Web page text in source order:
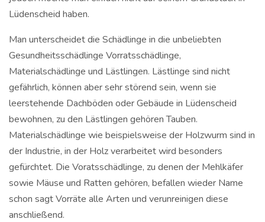
Lüdenscheid haben.
Man unterscheidet die Schädlinge in die unbeliebten
Gesundheitsschädlinge Vorratsschädlinge,
Materialschädlinge und Lästlingen. Lästlinge sind nicht
gefährlich, können aber sehr störend sein, wenn sie
leerstehende Dachböden oder Gebäude in Lüdenscheid
bewohnen, zu den Lästlingen gehören Tauben.
Materialschädlinge wie beispielsweise der Holzwurm sind in
der Industrie, in der Holz verarbeitet wird besonders
gefürchtet. Die Voratsschädlinge, zu denen der Mehlkäfer
sowie Mäuse und Ratten gehören, befallen wieder Name
schon sagt Vorräte alle Arten und verunreinigen diese
anschließend.